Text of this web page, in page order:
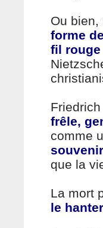
Ou
forme
fil rouge
frêle,
comme
que la
La mort
le